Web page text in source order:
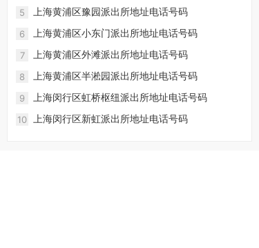
5 上海黄浦区豫园派出所地址电话号码
6 上海黄浦区小东门派出所地址电话号码
7 上海黄浦区外滩派出所地址电话号码
8 上海黄浦区半淞园派出所地址电话号码
9 上海闵行区虹桥枢纽派出所地址电话号码
10 上海闵行区新虹派出所地址电话号码